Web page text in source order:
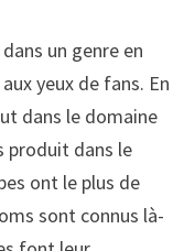
un genre en
yeux de fans. En
dans le domaine
produit dans le
ont le plus de
sont connus là-